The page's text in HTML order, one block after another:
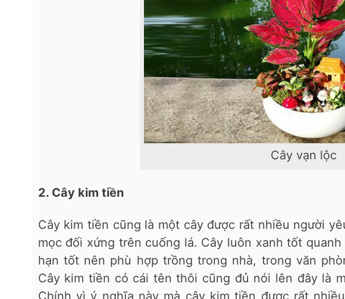
Cây vạn lộc
2. Cây kim tiền
Cây kim tiền cũng là một cây được rất nhiều người
mọc đối xứng trên cuống lá. Cây luôn xanh tốt
hạn tốt nên phù hợp trồng trong nhà, trong văn
Cây kim tiền có cái tên thôi cũng đủ nói lên đây là
Chính vì ý nghĩa này mà cây kim tiền được rất